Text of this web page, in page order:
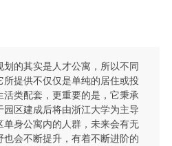
的其实是人才公寓，所以不同
提供不仅仅是单纯的居住或投
类配套，更重要的是，它秉承
区建成后将由浙江大学为主导
单身公寓内的人群，未来会有无
也会不断提升，有着不断进阶的